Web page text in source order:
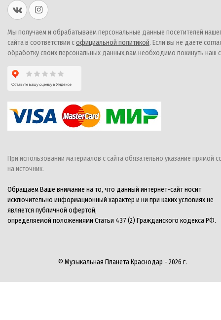
Мы получаем и обрабатываем персональные данные посетителей
сайта в соответствии софициальной политикой. Если вы не даете
обработку своих персональных данных,вам необходимо покинуть наш
При использовании материалов с сайта обязательно указание прямой
на источник.
Обращаем Ваше внимание на то, что данный интернет-сайт носит
исключительно информационный характер и ни при каких условиях не
является публичной офертой,
определяемой положениями Статьи 437 (2) Гражданского кодекса РФ.
© Музыкальная Планета Краснодар - 2026 г.